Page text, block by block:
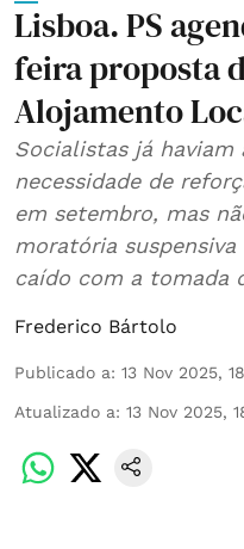
Lisboa. PS
feira proposta
Alojamento
Socialistas já haviam
necessidade de
em setembro, mas
moratória
caído com a tomada
Frederico Bártolo
Publicado a: 13 Nov 2025,
Atualizado a: 13 Nov 2025,